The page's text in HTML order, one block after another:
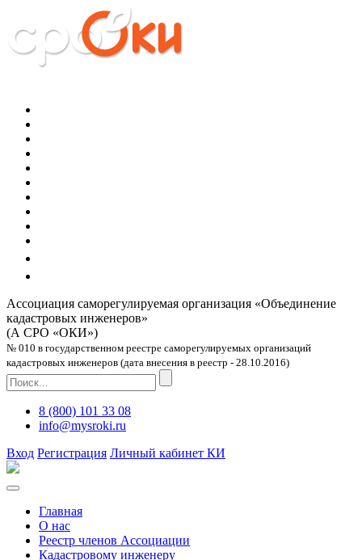
Ассоциация саморегулируемая организация «Объединение
кадастровых инженеров»
(А СРО «ОКИ»)
№ 010 в государственном реестре саморегулируемых организаций
кадастровых инженеров (дата внесения в реестр - 28.10.2016)
8 (800) 101 33 08
info@mysroki.ru
Вход Регистрация Личный кабинет КИ
Главная
О нас
Реестр членов Ассоциации
Кадастровому инженеру